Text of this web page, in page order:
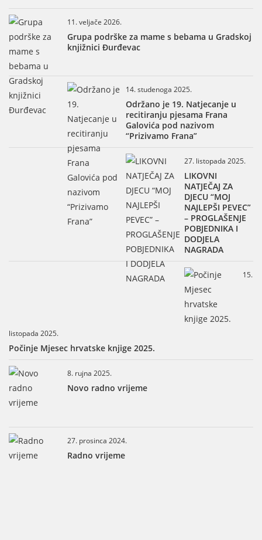
11. veljače 2026.
Grupa podrške za mame s bebama u Gradskoj
knjižnici Đurđevac
14. studenoga 2025.
Održano je 19. Natjecanje u
recitiranju pjesama Frana
Galovića pod nazivom
“Prizivamo Frana”
27. listopada 2025.
LIKOVNI
NATJEČAJ ZA
DJECU “MOJ
NAJLEPŠI PEVEC”
– PROGLAŠENJE
POBJEDNIKA I
DODJELA
NAGRADA
15.
listopada 2025.
Počinje Mjesec hrvatske knjige 2025.
8. rujna 2025.
Novo radno vrijeme
27. prosinca 2024.
Radno vrijeme